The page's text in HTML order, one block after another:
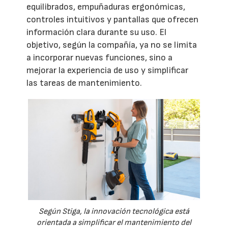
equilibrados, empuñaduras ergonómicas,
controles intuitivos y pantallas que ofrecen
información clara durante su uso. El
objetivo, según la compañía, ya no se limita
a incorporar nuevas funciones, sino a
mejorar la experiencia de uso y simplificar
las tareas de mantenimiento.
Según Stiga, la innovación tecnológica está
orientada a simplificar el mantenimiento del